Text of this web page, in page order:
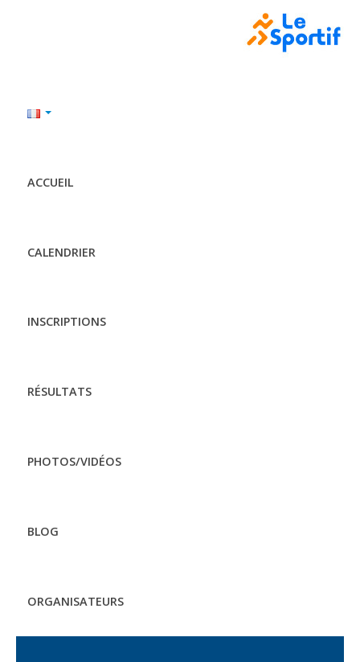
ACCUEIL
CALENDRIER
INSCRIPTIONS
RÉSULTATS
PHOTOS/VIDÉOS
BLOG
ORGANISATEURS